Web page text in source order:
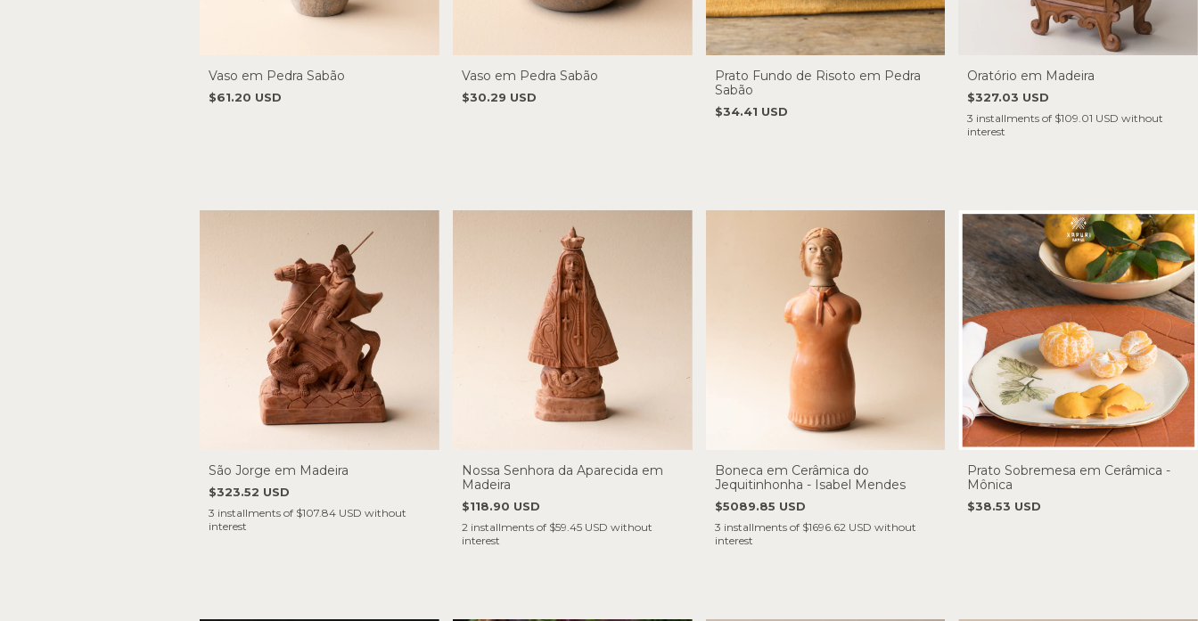
Vaso em Pedra Sabão
$61.20 USD
Vaso em Pedra Sabão
$30.29 USD
Prato Fundo de Risoto em Pedra
Sabão
$34.41 USD
Oratório em Madeira
$327.03 USD
3 installments of $109.01 USD without
interest
São Jorge em Madeira
$323.52 USD
3 installments of $107.84 USD without
interest
Nossa Senhora da Aparecida em
Madeira
$118.90 USD
2 installments of $59.45 USD without
interest
Boneca em Cerâmica do
Jequitinhonha - Isabel Mendes
$5089.85 USD
3 installments of $1696.62 USD without
interest
Prato Sobremesa em Cerâmica -
Mônica
$38.53 USD